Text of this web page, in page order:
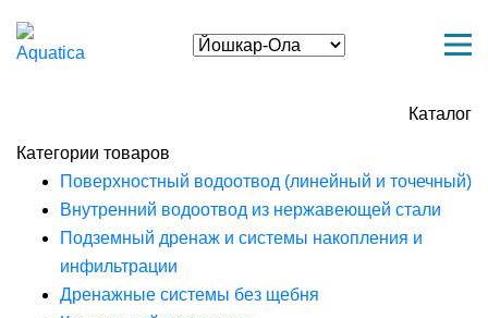
Каталог
Категории товаров
Поверхностный водоотвод (линейный и точечный)
Внутренний водоотвод из нержавеющей стали
Подземный дренаж и системы накопления и
инфильтрации
Дренажные системы без щебня